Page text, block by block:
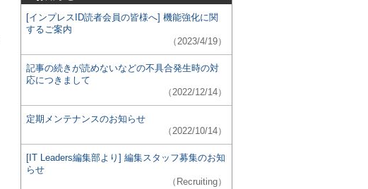
[インプレスID読者会員の皆様へ] 機能強化に関
するご案内
（2023/4/19）
記事の続きが読めないなどの不具合発生時の対
応につきまして
（2022/12/14）
定期メンテナンスのお知らせ
（2022/10/14）
[IT Leaders編集部より] 編集スタッフ募集のお知
らせ
（Recruiting）